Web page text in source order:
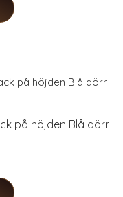
på höjden Blå dörr